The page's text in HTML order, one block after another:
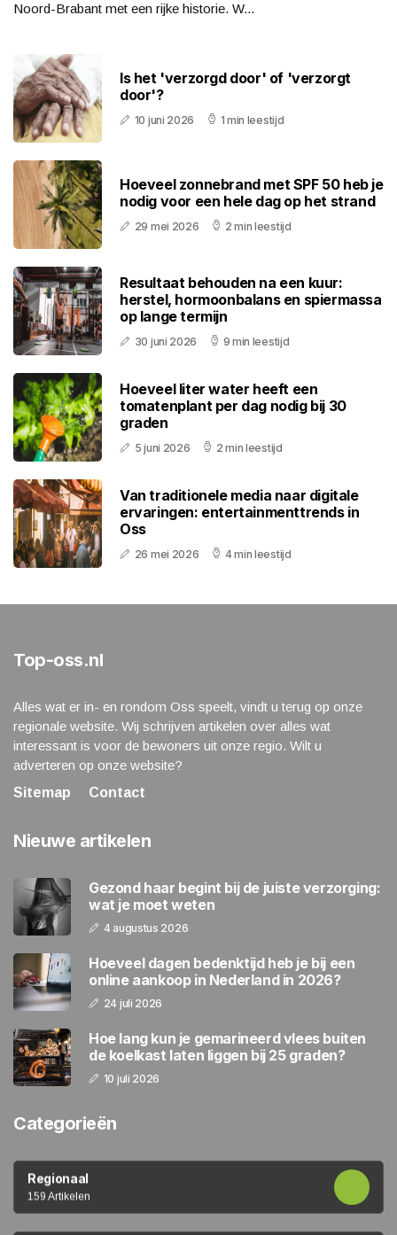
Noord-Brabant met een rijke historie. W...
Is het 'verzorgd door' of 'verzorgt
door'?
10 juni 2026 1 min leestijd
Hoeveel zonnebrand met SPF 50 heb je
nodig voor een hele dag op het strand
29 mei 2026 2 min leestijd
Resultaat behouden na een kuur:
herstel, hormoonbalans en spiermassa
op lange termijn
30 juni 2026 9 min leestijd
Hoeveel liter water heeft een
tomatenplant per dag nodig bij 30
graden
5 juni 2026 2 min leestijd
Van traditionele media naar digitale
ervaringen: entertainmenttrends in
Oss
26 mei 2026 4 min leestijd
Top-oss.nl
Alles wat er in- en rondom Oss speelt, vindt u terug op onze
regionale website. Wij schrijven artikelen over alles wat
interessant is voor de bewoners uit onze regio. Wilt u
adverteren op onze website?
Sitemap
Contact
Nieuwe artikelen
Gezond haar begint bij de juiste verzorging:
wat je moet weten
4 augustus 2026
Hoeveel dagen bedenktijd heb je bij een
online aankoop in Nederland in 2026?
24 juli 2026
Hoe lang kun je gemarineerd vlees buiten
de koelkast laten liggen bij 25 graden?
10 juli 2026
Categorieën
Regionaal
159 Artikelen